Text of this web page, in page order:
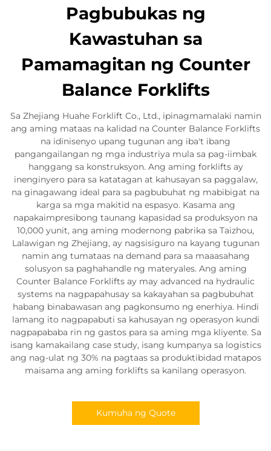
Pagbubukas ng
Kawastuhan sa
Pamamagitan ng Counter
Balance Forklifts
Sa Zhejiang Huahe Forklift Co., Ltd., ipinagmamalaki namin
ang aming mataas na kalidad na Counter Balance Forklifts
na idinisenyo upang tugunan ang iba't ibang
pangangailangan ng mga industriya mula sa pag-iimbak
hanggang sa konstruksyon. Ang aming forklifts ay
inenginyero para sa katatagan at kahusayan sa paggalaw,
na ginagawang ideal para sa pagbubuhat ng mabibigat na
karga sa mga makitid na espasyo. Kasama ang
napakaimpresibong taunang kapasidad sa produksyon na
10,000 yunit, ang aming modernong pabrika sa Taizhou,
Lalawigan ng Zhejiang, ay nagsisiguro na kayang tugunan
namin ang tumataas na demand para sa maaasahang
solusyon sa paghahandle ng materyales. Ang aming
Counter Balance Forklifts ay may advanced na hydraulic
systems na nagpapahusay sa kakayahan sa pagbubuhat
habang binabawasan ang pagkonsumo ng enerhiya. Hindi
lamang ito nagpapabuti sa kahusayan ng operasyon kundi
nagpapababa rin ng gastos para sa aming mga kliyente. Sa
isang kamakailang case study, isang kumpanya sa logistics
ang nag-ulat ng 30% na pagtaas sa produktibidad matapos
maisama ang aming forklifts sa kanilang operasyon.
Kumuha ng Quote